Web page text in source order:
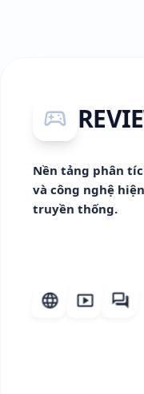
sports_esports
Nền tảng phân
và công nghệ
truyền thống.
language smart_display forum